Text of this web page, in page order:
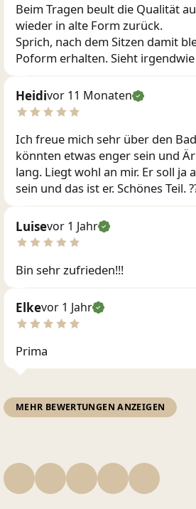
Beim Tragen beult die Qualität
wieder in alte Form zurück.
Sprich, nach dem Sitzen damit
Poform erhalten. Sieht
Heidivor 11 Monaten
Ich freue mich sehr über den
könnten etwas enger sein und
lang. Liegt wohl an mir. Er soll ja
sein und das ist er. Schönes Teil.
Luisevor 1 Jahr
Bin sehr zufrieden!!!
Elkevor 1 Jahr
Prima
MEHR BEWERTUNGEN ANZEIGEN